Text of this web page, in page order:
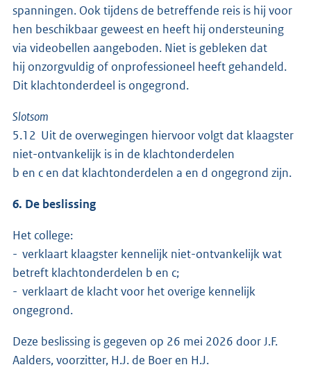
spanningen. Ook tijdens de betreffende reis is hij voor
hen beschikbaar geweest en heeft hij ondersteuning
via videobellen aangeboden. Niet is gebleken dat
hij onzorgvuldig of onprofessioneel heeft gehandeld.
Dit klachtonderdeel is ongegrond.
Slotsom
5.12 Uit de overwegingen hiervoor volgt dat klaagster
niet-ontvankelijk is in de klachtonderdelen
b en c en dat klachtonderdelen a en d ongegrond zijn.
6. De beslissing
Het college:
- verklaart klaagster kennelijk niet-ontvankelijk wat
betreft klachtonderdelen b en c;
- verklaart de klacht voor het overige kennelijk
ongegrond.
Deze beslissing is gegeven op 26 mei 2026 door J.F.
Aalders, voorzitter, H.J. de Boer en H.J.